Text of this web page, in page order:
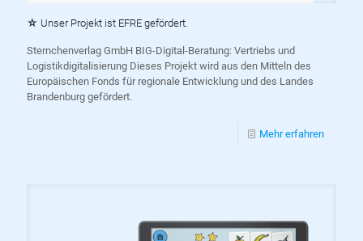
☆ Unser Projekt ist EFRE gefördert.
Sternchenverlag GmbH BIG-Digital-Beratung: Vertriebs und
Logistikdigitalisierung Dieses Projekt wird aus den Mitteln des
Europäischen Fonds für regionale Entwicklung und des Landes
Brandenburg gefördert.
Mehr erfahren